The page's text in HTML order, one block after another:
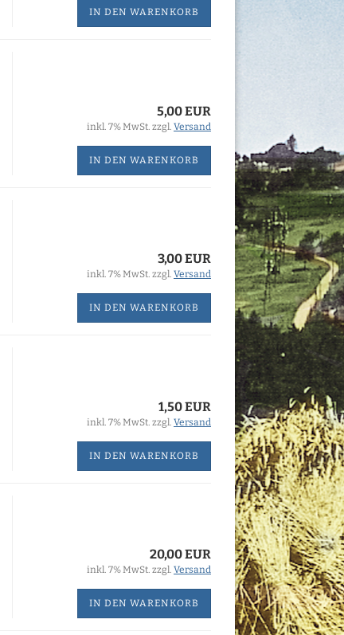
IN DEN WARENKORB
5,00 EUR
inkl. 7% MwSt. zzgl. Versand
IN DEN WARENKORB
3,00 EUR
inkl. 7% MwSt. zzgl. Versand
IN DEN WARENKORB
1,50 EUR
inkl. 7% MwSt. zzgl. Versand
IN DEN WARENKORB
20,00 EUR
inkl. 7% MwSt. zzgl. Versand
IN DEN WARENKORB